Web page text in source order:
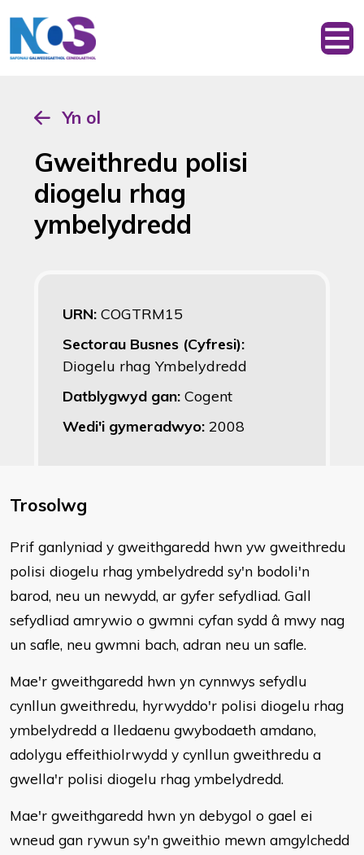
Yn ol
Gweithredu polisi
diogelu rhag
ymbelydredd
URN: COGTRM15
Sectorau Busnes (Cyfresi):
Diogelu rhag Ymbelydredd
Datblygwyd gan: Cogent
Wedi'i gymeradwyo: 2008
Trosolwg
Prif ganlyniad y gweithgaredd hwn yw gweithredu
polisi diogelu rhag ymbelydredd sy'n bodoli'n
barod, neu un newydd, ar gyfer sefydliad. Gall
sefydliad amrywio o gwmni cyfan sydd â mwy nag
un safle, neu gwmni bach, adran neu un safle.
Mae'r gweithgaredd hwn yn cynnwys sefydlu
cynllun gweithredu, hyrwyddo'r polisi diogelu rhag
ymbelydredd a lledaenu gwybodaeth amdano,
adolygu effeithiolrwydd y cynllun gweithredu a
gwella'r polisi diogelu rhag ymbelydredd.
Mae'r gweithgaredd hwn yn debygol o gael ei
wneud gan rywun sy'n gweithio mewn amgylchedd